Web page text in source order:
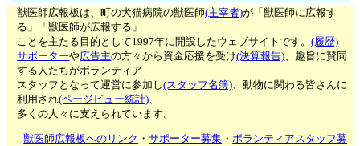
獣医師広報板は、町の犬猫病院の獣医師(主宰者)が「獣医師に広報す
る」「獣医師が広報する」
ことを主たる目的として1997年に開設したウェブサイトです。(履歴)
サポーターや広告主の方々から資金応援を受け(決算報告)、趣旨に賛同
する人たちがボランティア
スタッフとなって運営に参加し(スタッフ名簿)、動物に関わる皆さんに
利用され(ページビュー統計)、
多くの人々に支えられています。
獣医師広報板へのリンク ・サポーター募集 ・ボランティアスタッフ募